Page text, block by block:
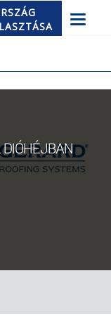
DIÓHÉJBAN